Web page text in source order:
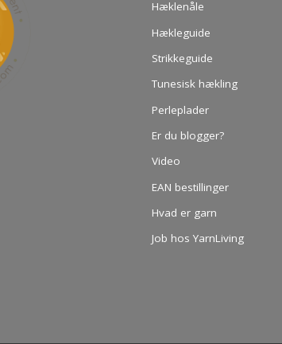
Hæklenåle
Hækleguide
Strikkeguide
Tunesisk hækling
Perleplader
Er du blogger?
Video
EAN bestillinger
Hvad er garn
Job hos YarnLiving